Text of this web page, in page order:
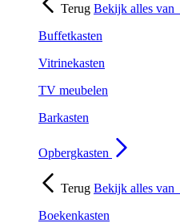
Terug Bekijk alles van
Buffetkasten
Vitrinekasten
TV meubelen
Barkasten
Opbergkasten
Terug Bekijk alles van
Boekenkasten